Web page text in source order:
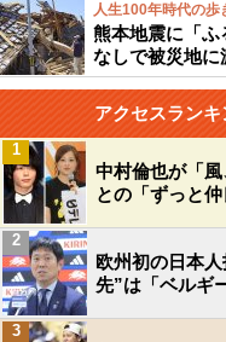
人生100年時代の歩
熊本地震に「
なしで被災地に
アクセスランキ
中村倫也が「
との「ずっと
1
欧州初の日本
先”は「ベルギ
2
3